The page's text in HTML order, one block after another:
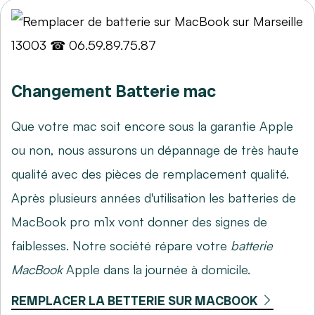
Changement Batterie mac
Que votre mac soit encore sous la garantie Apple
ou non, nous assurons un dépannage de très haute
qualité avec des pièces de remplacement qualité.
Après plusieurs années d'utilisation les batteries de
MacBook pro m1x vont donner des signes de
faiblesses. Notre société répare votre batterie
MacBookApple dans la journée à domicile.
REMPLACER LA BETTERIE SUR MACBOOK